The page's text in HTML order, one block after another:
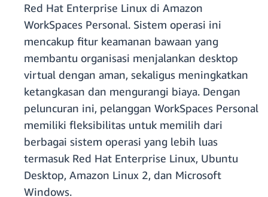
Red Hat Enterprise Linux di Amazon
WorkSpaces Personal. Sistem operasi ini
mencakup fitur keamanan bawaan yang
membantu organisasi menjalankan desktop
virtual dengan aman, sekaligus meningkatkan
ketangkasan dan mengurangi biaya. Dengan
peluncuran ini, pelanggan WorkSpaces Personal
memiliki fleksibilitas untuk memilih dari
berbagai sistem operasi yang lebih luas
termasuk Red Hat Enterprise Linux, Ubuntu
Desktop, Amazon Linux 2, dan Microsoft
Windows.